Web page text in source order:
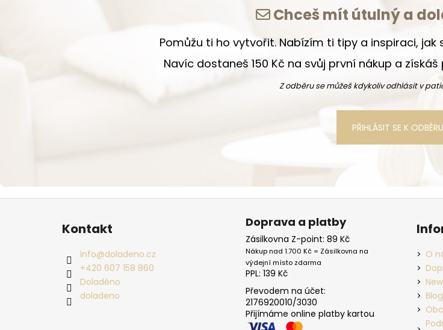
Chceš mít útulný a
Pomůžu ti ho vytvořit. Nabízím ti tipy a inspiraci,
Navíc dostaneš 150 Kč na svůj první nákup a
Z odběru se můžeš kdykoliv odhlásit v
PŘIHLÁSIT SE K ODBĚRU
Zápatí
Kontakt
info@doladeno.cz
+420 607 158 860
Doladěno
doladeno
Doprava a platby
Zásilkovna Z-point: 89 Kč
Nákup nad 1.700 Kč = Zásilkovna na
výdejní místo zdarma
PPL: 139 Kč
Převodem na účet:
2176920010/3030
Přijímáme online platby kartou
O
Blog